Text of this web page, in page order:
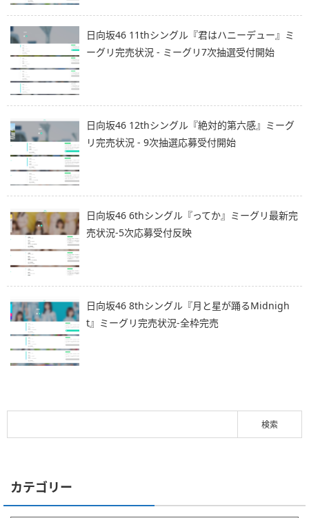
日向坂46 11thシングル『君はハニーデュー』ミ
ーグリ完売状況 - ミーグリ7次抽選受付開始
日向坂46 12thシングル『絶対的第六感』ミーグ
リ完売状況 - 9次抽選応募受付開始
日向坂46 6thシングル『ってか』ミーグリ最新完
売状況-5次応募受付反映
日向坂46 8thシングル『月と星が踊るMidnigh
t』ミーグリ完売状況-全枠完売
カテゴリー